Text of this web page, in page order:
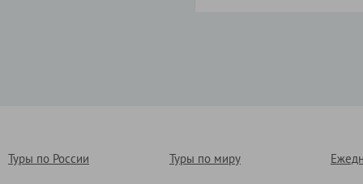
Туры по России Туры по миру